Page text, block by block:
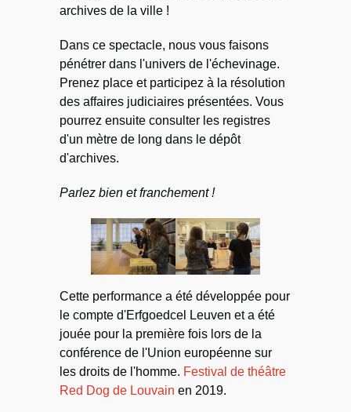
archives de la ville !
Dans ce spectacle, nous vous faisons
pénétrer dans l'univers de l'échevinage.
Prenez place et participez à la résolution
des affaires judiciaires présentées. Vous
pourrez ensuite consulter les registres
d'un mètre de long dans le dépôt
d'archives.
Parlez bien et franchement !
Cette performance a été développée pour
le compte d'Erfgoedcel Leuven et a été
jouée pour la première fois lors de la
conférence de l'Union européenne sur
les droits de l'homme. Festival de théâtre
Red Dog de Louvain en 2019.